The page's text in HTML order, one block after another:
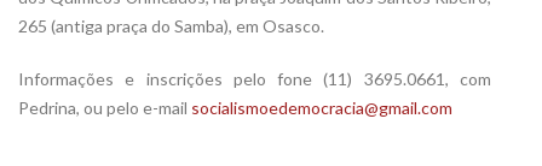
265 (antiga praça do Samba), em Osasco.
Informações e inscrições pelo fone (11) 3695.0661, com
Pedrina, ou pelo e-mail socialismoedemocracia@gmail.com